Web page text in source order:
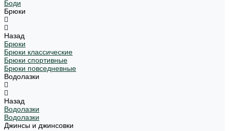
Боди
Брюки
Назад
Брюки
Брюки классические
Брюки спортивные
Брюки повседневные
Водолазки
Назад
Водолазки
Водолазки
Джинсы и джинсовки